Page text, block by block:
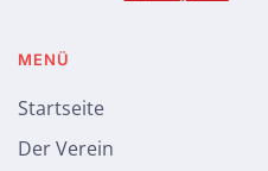
MENÜ
Startseite
Der Verein